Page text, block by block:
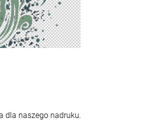
dla naszego nadruku.